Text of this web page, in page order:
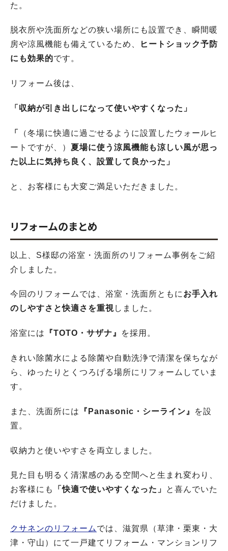
た。
脱衣所や洗面所などの狭い場所にも設置でき、瞬間暖
房や涼風機能も備えているため、
ヒートショック予防
にも効果的です。
リフォーム後は、
「収納が引き出しになって使いやすくなった」
「
（冬場に快適に過ごせるように設置したウォールヒ
ートですが、） 夏場に使う涼風機能も涼しい風が思っ
た以上に気持ち良く、設置して良かった」
と、お客様にも大変ご満足いただきました。
リフォームのまとめ
以上、S様邸の浴室・洗面所のリフォーム事例をご紹
介しました。
今回のリフォームでは、浴室・洗面所ともにお手入れ
のしやすさと快適さを重視しました。
浴室には 『TOTO・サザナ』 を採用。
きれい除菌水による除菌や自動洗浄で清潔を保ちなが
ら、ゆったりとくつろげる場所にリフォームしていま
す。
また、洗面所には 『Panasonic・シーライン』
を設
置。
収納力と使いやすさを両立しました。
見た目も明るく清潔感のある空間へと生まれ変わり、
お客様にも
「快適で使いやすくなった」
と喜んでいた
だけました。
クサネンのリフォーム では、滋賀県（草津・栗東・大
津・守山）にて一戸建てリフォーム・マンションリフ